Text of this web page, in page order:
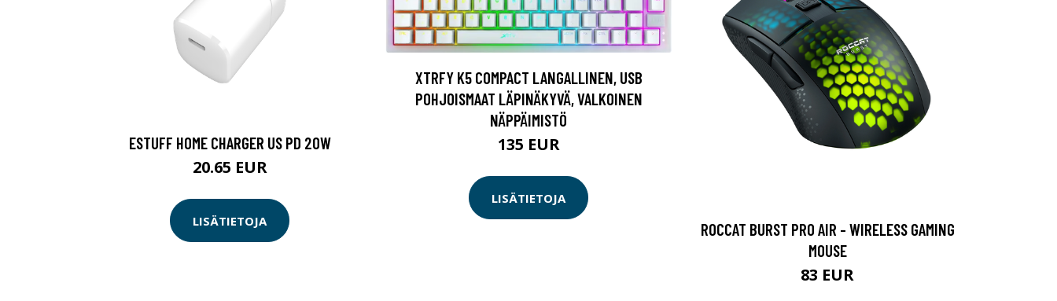
ESTUFF HOME CHARGER US PD 20W
20.65 EUR
LISÄTIETOJA
XTRFY K5 COMPACT LANGALLINEN, USB
POHJOISMAAT LÄPINÄKYVÄ, VALKOINEN
NÄPPÄIMISTÖ
135 EUR
LISÄTIETOJA
ROCCAT BURST PRO AIR - WIRELESS GAMING
MOUSE
83 EUR